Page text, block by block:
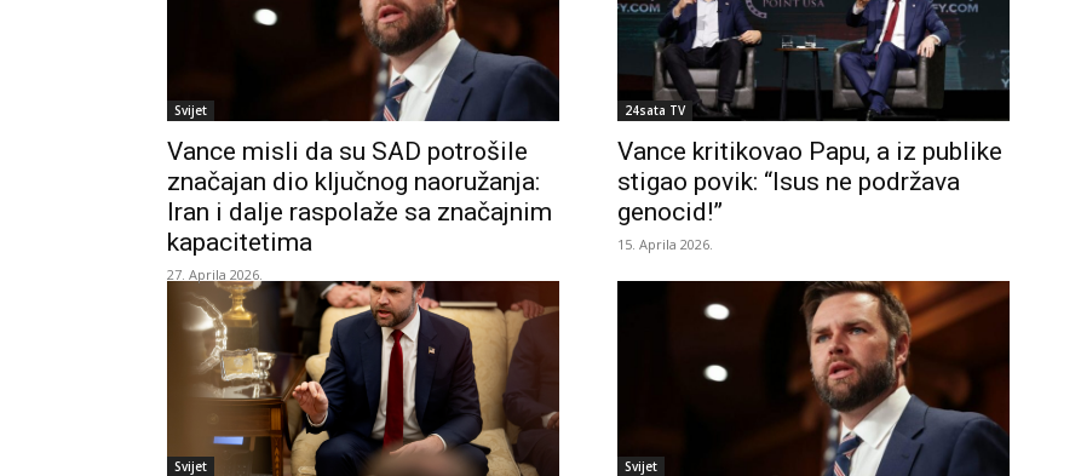
Svijet
Vance misli da su SAD potrošile
značajan dio ključnog naoružanja:
Iran i dalje raspolaže sa značajnim
kapacitetima
27. Aprila 2026.
24sata TV
Vance kritikovao Papu, a iz publike
stigao povik: “Isus ne podržava
genocid!”
15. Aprila 2026.
Svijet Svijet